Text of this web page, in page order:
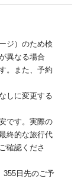
ジ）のため検
異なる場合
。また、予約
しに変更する
です。実際の
終的な旅行代
確認くださ
355日先のご予